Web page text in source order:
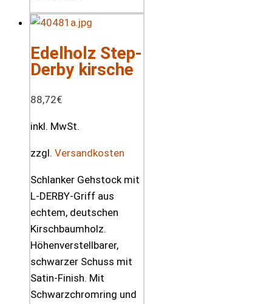
Edelholz Step-
Derby kirsche
88,72€
inkl. MwSt.
zzgl. Versandkosten
Schlanker Gehstock mit
L-DERBY-Griff aus
echtem, deutschen
Kirschbaumholz.
Höhenverstellbarer,
schwarzer Schuss mit
Satin-Finish. Mit
Schwarzchromring und